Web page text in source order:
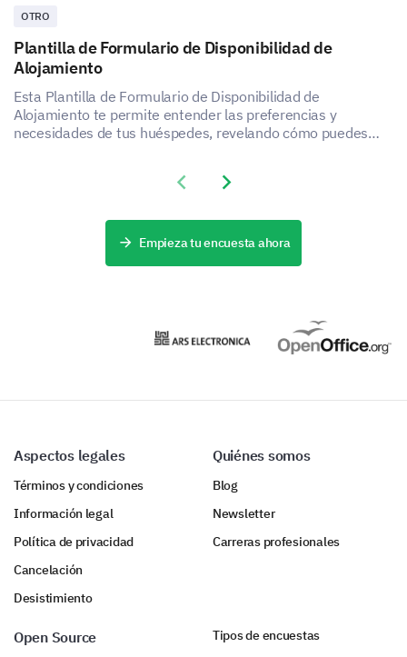
OTRO
Plantilla de Formulario de Disponibilidad de
Alojamiento
Esta Plantilla de Formulario de Disponibilidad de
Alojamiento te permite entender las preferencias y
necesidades de tus huéspedes, revelando cómo puedes
Previous slide
Next slide
Empieza tu encuesta ahora
Aspectos legales
Términos y condiciones
Información legal
Política de privacidad
Cancelación
Desistimiento
Quiénes somos
Blog
Newsletter
Carreras profesionales
Open Source
Tipos de encuestas